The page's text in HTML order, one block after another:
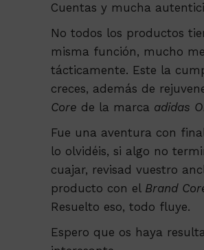
Cuentas y mucha
No todos los productos
misma función, mucho
tácticamente. Este la
creces, además de
Core de la marca adidas
Fue una aventura con
lo olvidéis, si algo no
cuajar, revisad vuestro
producto con el Brand
Resuelto eso, todo fluye.
Espero que os haya